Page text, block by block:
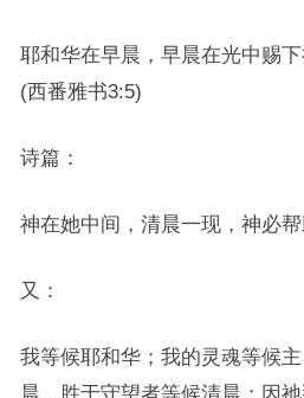
耶和华在早晨，早晨在光中赐下
(西番雅书3:5)
诗篇：
神在她中间，清晨一现，神必
又：
我等候耶和华；我的灵魂等候
晨，胜于守望者等候清晨；因